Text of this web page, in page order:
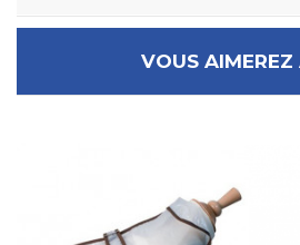
VOUS AIMEREZ